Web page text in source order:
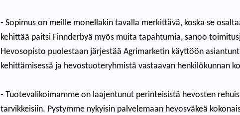
- Sopimus on meille monellakin tavalla merkittävä, koska se
kehittää paitsi Finnderbyä myös muita tapahtumia, sanoo
Hevosopisto puolestaan järjestää Agrimarketin käyttöön
kehittämisessä ja hevostuoteryhmistä vastaavan henkilökunnan
- Tuotevalikoimamme on laajentunut perinteisistä hevosten
tarvikkeisiin. Pystymme nykyisin palvelemaan hevosväkeä